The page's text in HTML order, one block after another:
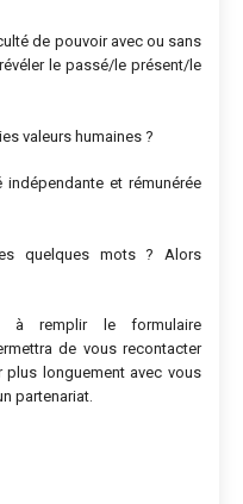
de pouvoir avec ou sans
le passé/le présent/le
valeurs humaines ?
et rémunérée
quelques mots ? Alors
à remplir le formulaire
de vous recontacter
plus longuement avec vous
partenariat.